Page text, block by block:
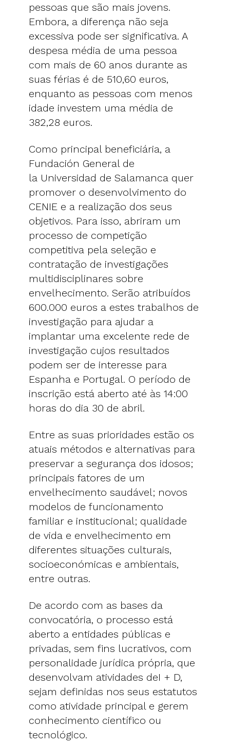
pessoas que são mais jovens.
Embora, a diferença não seja
excessiva pode ser significativa. A
despesa média de uma pessoa
com mais de 60 anos durante as
suas férias é de 510,60 euros,
enquanto as pessoas com menos
idade investem uma média de
382,28 euros.
Como principal beneficiária, a
Fundación General de
la Universidad de Salamanca quer
promover o desenvolvimento do
CENIE e a realização dos seus
objetivos. Para isso, abriram um
processo de competição
competitiva pela seleção e
contratação de investigações
multidisciplinares sobre
envelhecimento. Serão atribuídos
600.000 euros a estes trabalhos de
investigação para ajudar a
implantar uma excelente rede de
investigação cujos resultados
podem ser de interesse para
Espanha e Portugal. O período de
inscrição está aberto até às 14:00
horas do dia 30 de abril.
Entre as suas prioridades estão os
atuais métodos e alternativas para
preservar a segurança dos idosos;
principais fatores de um
envelhecimento saudável; novos
modelos de funcionamento
familiar e institucional; qualidade
de vida e envelhecimento em
diferentes situações culturais,
socioeconómicas e ambientais,
entre outras.
De acordo com as bases da
convocatória, o processo está
aberto a entidades públicas e
privadas, sem fins lucrativos, com
personalidade jurídica própria, que
desenvolvam atividades deI + D,
sejam definidas nos seus estatutos
como atividade principal e gerem
conhecimento científico ou
tecnológico.